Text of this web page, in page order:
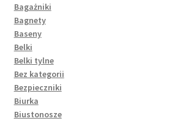
Bagażniki
Bagnety
Baseny
Belki
Belki tylne
Bez kategorii
Bezpieczniki
Biurka
Biustonosze